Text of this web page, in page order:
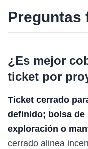
Preguntas
¿Es mejor
ticket por
Ticket cerrado
definido; bolsa
exploración o
cerrado alinea